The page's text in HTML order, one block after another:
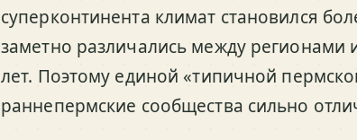
суперконтинента климат становился
заметно различались между
лет. Поэтому единой «типичной
раннепермские сообщества сильно